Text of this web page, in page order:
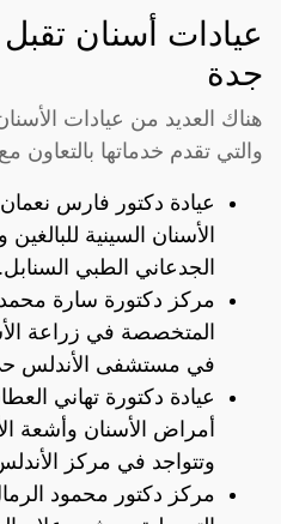
عيادات أسنان
جدة
هناك العديد من عيادات
والتي تقدم خدماتها بالتعاون
عيادة دكتور فارس
الأسنان السينية
الجدعاني الطبي السنابل.
مركز دكتورة سارة محمد
المتخصصة في زراعة
في مستشفى الأندلس
عيادة دكتورة تهاني
أمراض الأسنان وأشعة
وتتواجد في مركز
مركز دكتور محمود